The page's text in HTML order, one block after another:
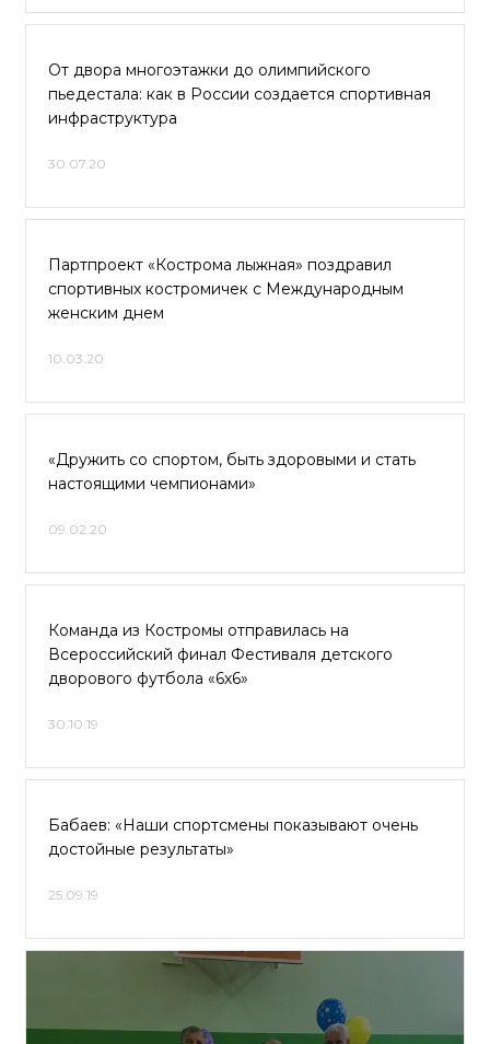
От двора многоэтажки до олимпийского
пьедестала: как в России создается спортивная
инфраструктура
30.07.20
Партпроект «Кострома лыжная» поздравил
спортивных костромичек с Международным
женским днем
10.03.20
«Дружить со спортом, быть здоровыми и стать
настоящими чемпионами»
09.02.20
Команда из Костромы отправилась на
Всероссийский финал Фестиваля детского
дворового футбола «6х6»
30.10.19
Бабаев: «Наши спортсмены показывают очень
достойные результаты»
25.09.19